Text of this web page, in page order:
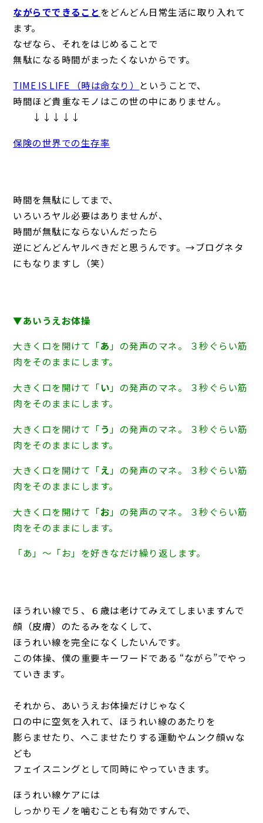
ながらでできることをどんどん日常生活に取り入れて
ます。
なぜなら、それをはじめることで
無駄になる時間がまったくないからです。
TIME IS LIFE （時は命なり）
ということで、
時間ほど貴重なモノはこの世の中にありません。
↓↓↓↓↓
保険の世界での生存率
時間を無駄にしてまで、
いろいろヤル必要はありませんが、
時間が無駄にならないんだったら
逆にどんどんヤルべきだと思うんです。→ブログネタ
にもなりますし（笑）
▼あいうえお体操
大きく口を開けて「あ 」の発声のマネ。 ３秒ぐらい筋
肉をそのままにします。
大きく口を開けて「い 」の発声のマネ。 ３秒ぐらい筋
肉をそのままにします。
大きく口を開けて「う 」の発声のマネ。 ３秒ぐらい筋
肉をそのままにします。
大きく口を開けて「え 」の発声のマネ。 ３秒ぐらい筋
肉をそのままにします。
大きく口を開けて「お 」の発声のマネ。 ３秒ぐらい筋
肉をそのままにします。
「あ」～「お」を好きなだけ繰り返します。
ほうれい線で５、６歳は老けてみえてしまいますんで
顔（皮膚）のたるみをなくして、
ほうれい線を完全になくしたいんです。
この体操、僕の重要キーワードである “ながら”でやっ
ていきます。
それから、あいうえお体操だけじゃなく
口の中に空気を入れて、ほうれい線のあたりを
膨らませたり、へこませたりする運動やムンク顔ｗな
ども
フェイスニングとして同時にやっていきます。
ほうれい線ケアには
しっかりモノを噛むことも有効ですんで、